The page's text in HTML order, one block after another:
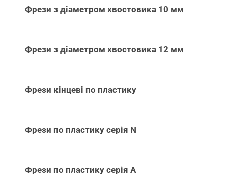
Фрези з діаметром хвостовика 10 мм
Фрези з діаметром хвостовика 12 мм
Фрези кінцеві по пластику
Фрези по пластику серія N
Фрези по пластику серія А